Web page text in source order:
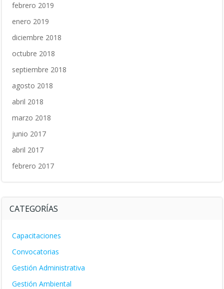
febrero 2019
enero 2019
diciembre 2018
octubre 2018
septiembre 2018
agosto 2018
abril 2018
marzo 2018
junio 2017
abril 2017
febrero 2017
CATEGORÍAS
Capacitaciones
Convocatorias
Gestión Administrativa
Gestión Ambiental